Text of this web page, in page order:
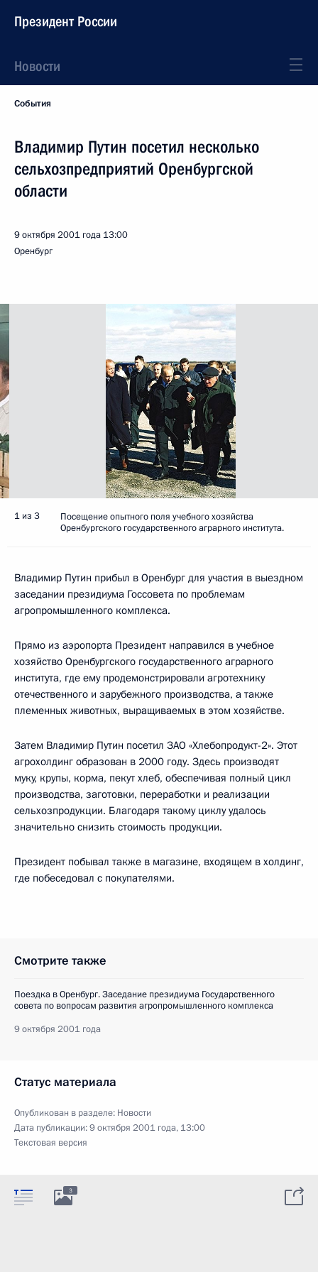
Президент России
Новости
События
Владимир Путин посетил несколько
сельхозпредприятий Оренбургской
области
9 октября 2001 года 13:00
Оренбург
1 из 3
Посещение опытного поля учебного хозяйства
Оренбургского государственного аграрного института.
Владимир Путин прибыл в Оренбург для участия в выездном
заседании президиума Госсовета по проблемам
агропромышленного комплекса.
Прямо из аэропорта Президент направился в учебное
хозяйство Оренбургского государственного аграрного
института, где ему продемонстрировали агротехнику
отечественного и зарубежного производства, а также
племенных животных, выращиваемых в этом хозяйстве.
Затем Владимир Путин посетил ЗАО «Хлебопродукт-2». Этот
агрохолдинг образован в 2000 году. Здесь производят
муку, крупы, корма, пекут хлеб, обеспечивая полный цикл
производства, заготовки, переработки и реализации
сельхозпродукции. Благодаря такому циклу удалось
значительно снизить стоимость продукции.
Президент побывал также в магазине, входящем в холдинг,
где побеседовал с покупателями.
Смотрите также
Поездка в Оренбург. Заседание президиума Государственного
совета по вопросам развития агропромышленного комплекса
9 октября 2001 года
Статус материала
Опубликован в разделе: Новости
Дата публикации:9 октября 2001 года, 13:00
Текстовая версия
3